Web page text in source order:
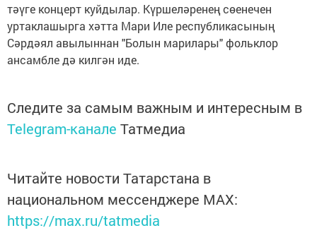
тәүге концерт куйдылар. Күршеләренең сөенечен
уртаклашырга хәтта Мари Иле республикасының
Сәрдәял авылыннан "Болын марилары" фольклор
ансамбле дә килгән иде.
Следите за самым важным и интересным в
Telegram-канале Татмедиа
Читайте новости Татарстана в
национальном мессенджере MАХ:
https://max.ru/tatmedia